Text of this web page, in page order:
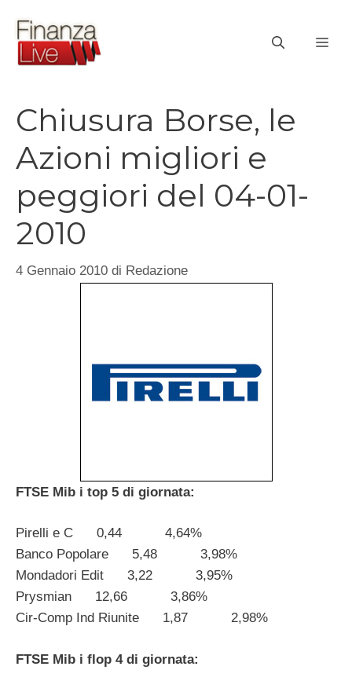
contenuto
Chiusura Borse, le
Azioni migliori e
peggiori del 04-01-
2010
4 Gennaio 2010 di Redazione
FTSE Mib i top 5 di giornata:
Pirelli e C 0,44 4,64%
Banco Popolare 5,48 3,98%
Mondadori Edit 3,22 3,95%
Prysmian 12,66 3,86%
Cir-Comp Ind Riunite 1,87 2,98%
FTSE Mib i flop 4 di giornata: